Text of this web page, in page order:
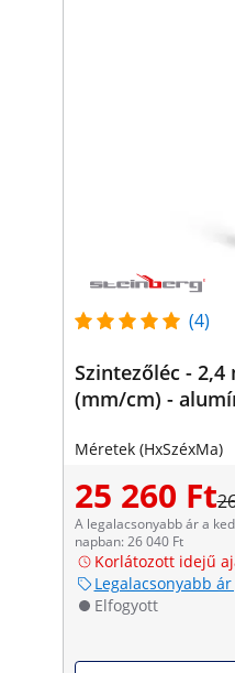
(4)
Szintezőléc - 2,4
(mm/cm) -
Méretek (HxSzéxMa)
25 260 Ft
A legalacsonyabb ár a
napban: 26 040 Ft
Korlátozott idejű
Legalacsonyabb
Elfogyott